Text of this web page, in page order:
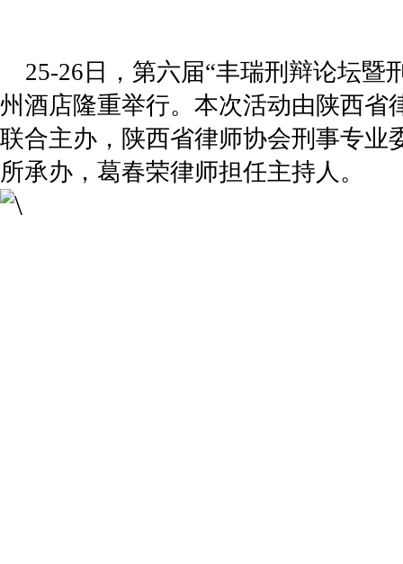
25-26 日，第六届“丰瑞刑辩论坛暨
州酒店隆重举行。本次活动由陕西省
联合主办，陕西省律师协会刑事专业
所承办，葛春荣律师担任主持人。